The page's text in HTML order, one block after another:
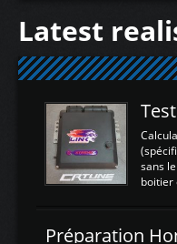
Latest
sans
boitier